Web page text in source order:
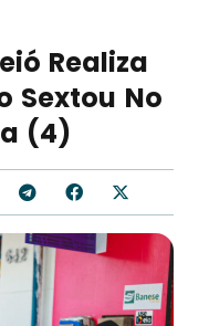
Realiza
Sextou No
(4)